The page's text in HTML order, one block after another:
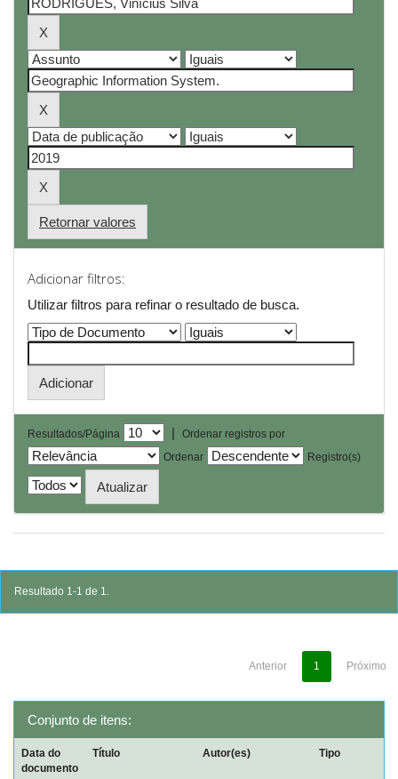
Retornar valores
Adicionar filtros:
Utilizar filtros para refinar o resultado de busca.
Resultados/Página |
Ordenar registros por
Ordenar
Registro(s)
Resultado 1-1 de 1.
Anterior 1 Próximo
Conjunto de itens:
Data do
documento
Título Autor(es) Tipo